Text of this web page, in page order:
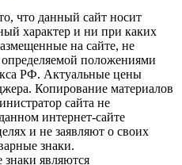
что данный сайт носит
характер и ни при каких
на сайте, не
положениями
РФ. Актуальные цены
Копирование материалов
сайта не
интернет-сайте
и не заявляют о своих
знаки.
знаки являются